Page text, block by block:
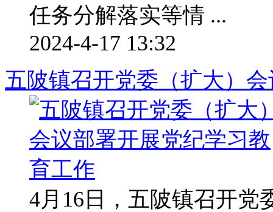
任务分解落实等情 ...
2024-4-17 13:32
五陂镇召开党委（扩大）
4月16日，五陂镇召开党